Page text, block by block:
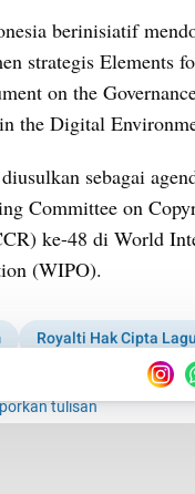
berinisiatif
strategis Elements
on the
the Digital
sebagai
Committee on
ke-48 di World
(WIPO).
Royalti Hak Cipta Lagu
tulisan